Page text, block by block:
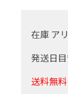
在庫 アリ
発送日
送料無料